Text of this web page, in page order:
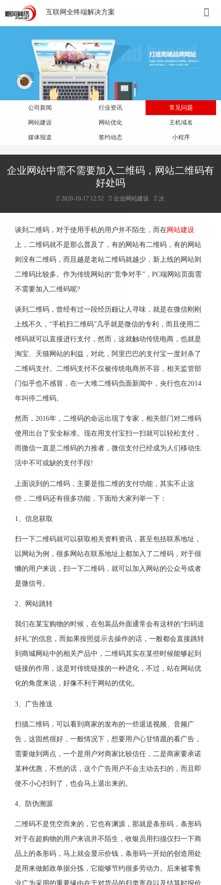
互联网全终端解决方案
公司新闻 行业资讯 常见问题
网站建设 网站优化 主机域名
媒体报道 签约动态 小程序
企业网站中需不需要加入二维码，网站二维码有
好处吗
2020-10-17 12:52 企业网站建设 次
谈到二维码，对于使用手机的用户并不陌生，而在网站建设
上，二维码就不是那么普及了，有的网站有二维码，有的网站
则没有二维码，而且越是老站二维码就越少，新上线的网站则
二维码比较多。作为传统网站的“竞争对手”，PC端网站页面需
不需要加入二维码呢?
谈到二维码，曾经有过一段经历颇让人寻味，就是在微信刚刚
上线不久，“手机扫二维码”几乎就是微信的专利，而且使用二
维码就可以直接进行支付，然而，这就触动传统电商，也就是
淘宝、天猫网站的利益，对此，阿里巴巴的支付宝一度封杀了
二维码支付。二维码支付不仅被传统电商所不容，相关监管部
门似乎也不感冒，在一大堆二维码负面新闻中，央行也在2014
年叫停二维码。
然而，2016年，二维码的命运出现了专家，相关部门对二维码
使用出台了安全标准。现在用支付宝扫一扫就可以轻松支付，
而微信一直是二维码的力推者，微信支付已经成为人们移动生
活中不可或缺的支付手段!
上面说到的二维码，主要是指二维的支付功能，其实不止这
些，二维码还有很多功能，下面给大家列举一下：
1、信息获取
扫一下二维码就可以获取相关资料资讯，甚至包括联系地址，
以网站为例，很多网站在联系地址上都加入了二维码，对于很
懒的用户来说，扫一下二维码，就可以加入网站的公众号或者
是微信号。
2、网站跳转
我们在某宝购物的时候，在包装品外面通常会有这样的“扫码送
好礼”的信息，而如果按照提示去操作的话，一般都会直接跳转
到商城网站中的相关产品中，二维码其实在某些时候能够起到
链接的作用，这是对传统链接的一种进化，不过，站在网站优
化的角度来说，好像不利于网站的优化。
3、广告推送
扫描二维码，可以看到商家的发布的一些退送视频、音频广
告，这固然很好，一般情况下，想要用户心甘情愿的看广告，
需要做到两点，一个是用户对商家比较信任，二是商家要承诺
某种优惠，不然的话，这个广告用户不会主动去扫的，而且即
使不小心扫到了，也会马上退出来的。
4、防伪溯源
二维码不是凭空而来的，它也有渊源，那就是条形码，条形码
对于在超购物的用户来说并不陌生，收银员用扫描仪扫一下商
品上的条形码，马上就会显示价钱，条形码一开始的创造用处
是用来做邮政单据分拣，它能够节约很多劳动力。后来被零售
业广为采用的重要缘由在于对货品的归类寄存以及结算时报价